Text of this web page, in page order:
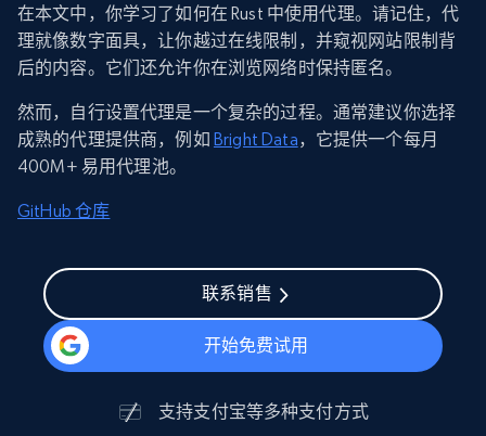
在本文中，你学习了如何在 Rust 中使用代理。请记住，代
理就像数字面具，让你越过在线限制，并窥视网站限制背
后的内容。它们还允许你在浏览网络时保持匿名。
然而，自行设置代理是一个复杂的过程。通常建议你选择
成熟的代理提供商，例如 Bright Data，它提供一个每月
400M+ 易用代理池。
GitHub 仓库
联系销售
开始免费试用
支持支付宝等多种支付方式